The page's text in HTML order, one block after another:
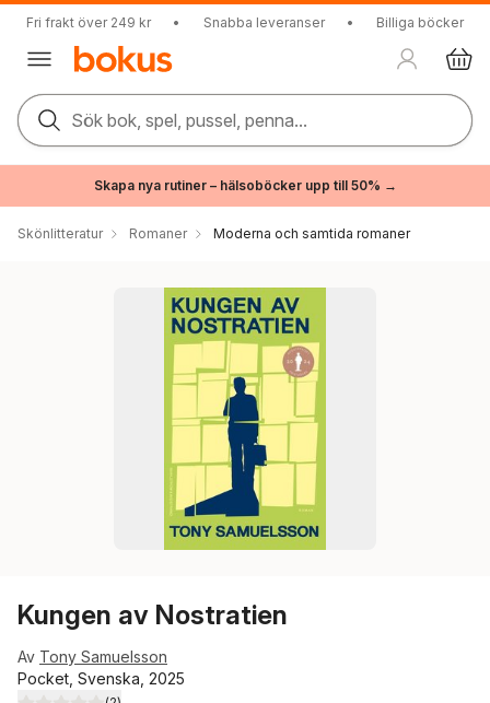
Fri frakt över 249 kr • Snabba leveranser • Billiga böcker
Sök bok, spel, pussel, penna...
Skapa nya rutiner – hälsoböcker upp till 50% →
Skönlitteratur Romaner Moderna och samtida romaner
Kungen av Nostratien
Av Tony Samuelsson
Pocket, Svenska, 2025